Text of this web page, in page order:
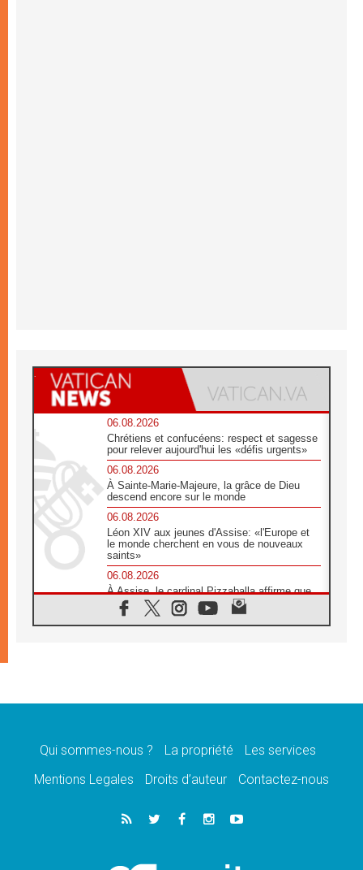
06.08.2026
Chrétiens et confucéens: respect et sagesse
pour relever aujourd'hui les «défis urgents»
06.08.2026
À Sainte-Marie-Majeure, la grâce de Dieu
descend encore sur le monde
06.08.2026
Léon XIV aux jeunes d'Assise: «l'Europe et
le monde cherchent en vous de nouveaux
saints»
06.08.2026
À Assise, le cardinal Pizzaballa affirme que
«les chrétiens veulent la paix»
06.08.2026
message de paix et de dignité humaine»
«La visite du Pape en Uruguay renforcera
05.08.2026
Le nonce en Ukraine: «Il est inquiétant
Qui sommes-nous ? La propriété
Les services
Mentions Legales
Droits d’auteur Contactez-nous